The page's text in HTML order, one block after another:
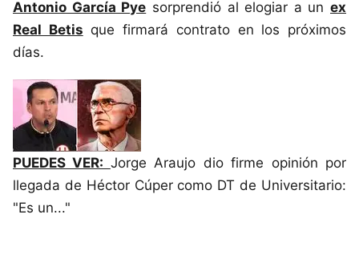
Antonio García Pye sorprendió al elogiar a un ex
Real Betis que firmará contrato en los próximos
días.
PUEDES VER: Jorge Araujo dio firme opinión por
llegada de Héctor Cúper como DT de Universitario:
"Es un..."